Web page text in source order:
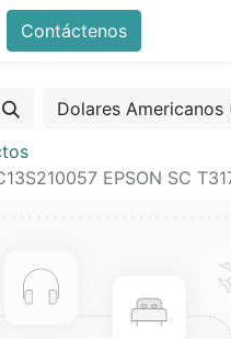
Contáctenos
Dolares Americanos
EPSON SC